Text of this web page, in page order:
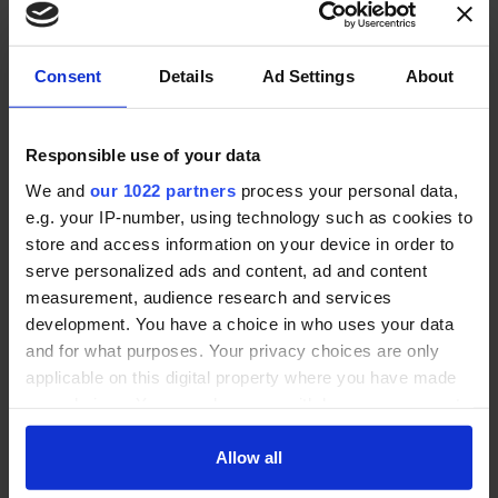
Consent Details Ad Settings About
Responsible use of your data
We and our 1022 partners process your personal data,
e.g. your IP-number, using technology such as cookies to
store and access information on your device in order to
serve personalized ads and content, ad and content
measurement, audience research and services
development. You have a choice in who uses your data
and for what purposes. Your privacy choices are only
applicable on this digital property where you have made
any time from the Cookie Declaration or by clicking on
Allow all
E-Mail (Sie bekommen eine Mail zur Bestätigung) *
stimme denNutzungsbedingungenund
Datenschutzbestimmungenzu. *
BEWERTUNG ABGEBEN
Angebots-Service